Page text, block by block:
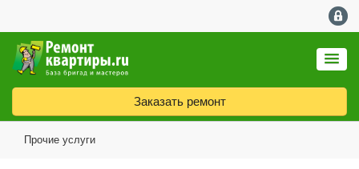
Заказать ремонт
Прочие услуги